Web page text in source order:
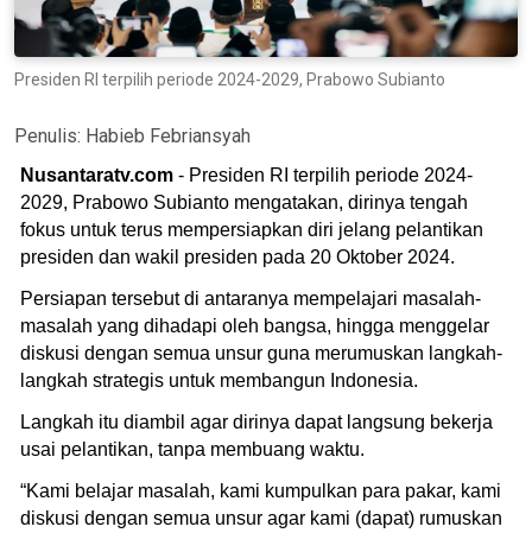
Presiden RI terpilih periode 2024-2029, Prabowo Subianto
Penulis: Habieb Febriansyah
Nusantaratv.com - Presiden RI terpilih periode 2024-
2029, Prabowo Subianto mengatakan, dirinya tengah
fokus untuk terus mempersiapkan diri jelang pelantikan
presiden dan wakil presiden pada 20 Oktober 2024.
Persiapan tersebut di antaranya mempelajari masalah-
masalah yang dihadapi oleh bangsa, hingga menggelar
diskusi dengan semua unsur guna merumuskan langkah-
langkah strategis untuk membangun Indonesia.
Langkah itu diambil agar dirinya dapat langsung bekerja
usai pelantikan, tanpa membuang waktu.
“Kami belajar masalah, kami kumpulkan para pakar, kami
diskusi dengan semua unsur agar kami (dapat) rumuskan